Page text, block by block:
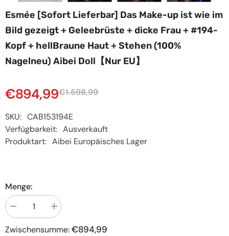
Esmée [Sofort Lieferbar] Das Make-up ist wie im
Bild gezeigt + Geleebrüste + dicke Frau + #194-
Kopf + hellBraune Haut + Stehen (100%
Nagelneu) Aibei Doll【Nur EU】
€1.598,99
€894,99
SKU: CAB153194E
Verfügbarkeit: Ausverkauft
Produktart: Aibei Europäisches Lager
Menge:
verringern
für
Esmée
Menge
erhöhen
Esmée
Zwischensumme:€894,99